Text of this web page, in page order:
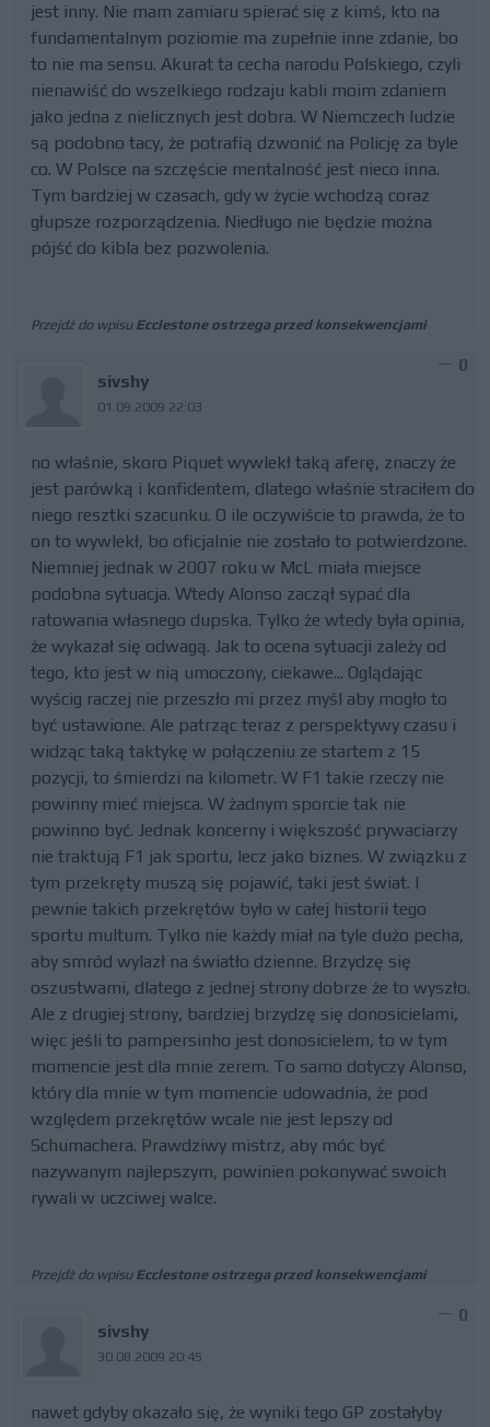
jest inny. Nie mam zamiaru spierać się z kimś, kto na
fundamentalnym poziomie ma zupełnie inne zdanie, bo
to nie ma sensu. Akurat ta cecha narodu Polskiego, czyli
nienawiść do wszelkiego rodzaju kabli moim zdaniem
jako jedna z nielicznych jest dobra. W Niemczech ludzie
są podobno tacy, że potrafią dzwonić na Policję za byle
co. W Polsce na szczęście mentalność jest nieco inna.
Tym bardziej w czasach, gdy w życie wchodzą coraz
głupsze rozporządzenia. Niedługo nie będzie można
pójść do kibla bez pozwolenia.
Przejdź do wpisu Ecclestone ostrzega przed konsekwencjami
sivshy
01.09.2009 22:03
0
no właśnie, skoro Piquet wywlekł taką aferę, znaczy że
jest parówką i konfidentem, dlatego właśnie straciłem do
niego resztki szacunku. O ile oczywiście to prawda, że to
on to wywlekł, bo oficjalnie nie zostało to potwierdzone.
Niemniej jednak w 2007 roku w McL miała miejsce
podobna sytuacja. Wtedy Alonso zaczął sypać dla
ratowania własnego dupska. Tylko że wtedy była opinia,
że wykazał się odwagą. Jak to ocena sytuacji zależy od
tego, kto jest w nią umoczony, ciekawe... Oglądając
wyścig raczej nie przeszło mi przez myśl aby mogło to
być ustawione. Ale patrząc teraz z perspektywy czasu i
widząc taką taktykę w połączeniu ze startem z 15
pozycji, to śmierdzi na kilometr. W F1 takie rzeczy nie
powinny mieć miejsca. W żadnym sporcie tak nie
powinno być. Jednak koncerny i większość prywaciarzy
nie traktują F1 jak sportu, lecz jako biznes. W związku z
tym przekręty muszą się pojawić, taki jest świat. I
pewnie takich przekrętów było w całej historii tego
sportu multum. Tylko nie każdy miał na tyle dużo pecha,
aby smród wylazł na światło dzienne. Brzydzę się
oszustwami, dlatego z jednej strony dobrze że to wyszło.
Ale z drugiej strony, bardziej brzydzę się donosicielami,
więc jeśli to pampersinho jest donosicielem, to w tym
momencie jest dla mnie zerem. To samo dotyczy Alonso,
który dla mnie w tym momencie udowadnia, że pod
względem przekrętów wcale nie jest lepszy od
Schumachera. Prawdziwy mistrz, aby móc być
nazywanym najlepszym, powinien pokonywać swoich
rywali w uczciwej walce.
Przejdź do wpisu Ecclestone ostrzega przed konsekwencjami
sivshy
30.08.2009 20:45
0
nawet gdyby okazało się, że wyniki tego GP zostałyby